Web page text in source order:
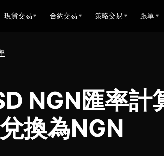
現貨交易 合約交易 策略交易 跟單
NGN匯率計
換為NGN